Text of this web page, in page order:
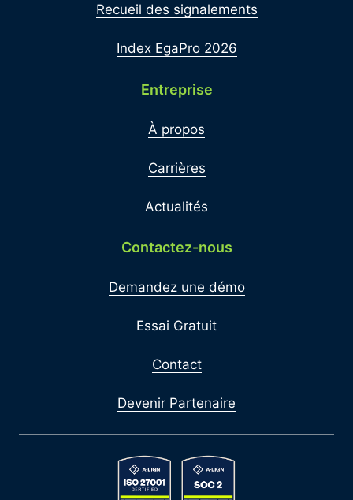
Recueil des signalements
Index EgaPro 2026
Entreprise
À propos
Carrières
Actualités
Contactez-nous
Demandez une démo
Essai Gratuit
Contact
Devenir Partenaire